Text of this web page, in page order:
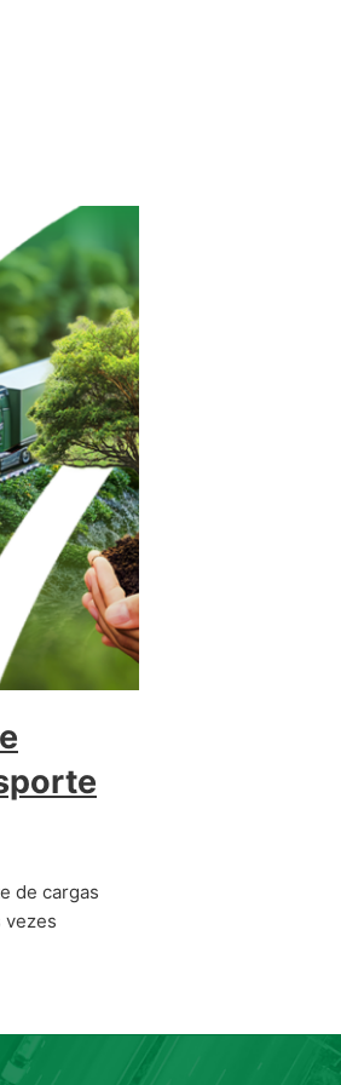
de cargas
vezes